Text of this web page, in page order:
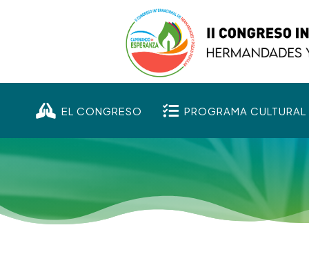
 EL CONGRESO  PROGRAMA CULTURAL